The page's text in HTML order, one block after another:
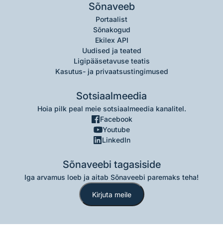
Sõnaveeb
Portaalist
Sõnakogud
Ekilex API
Uudised ja teated
Ligipääsetavuse teatis
Kasutus- ja privaatsustingimused
Sotsiaalmeedia
Hoia pilk peal meie sotsiaalmeedia kanalitel.
Facebook
Youtube
LinkedIn
Sõnaveebi tagasiside
Iga arvamus loeb ja aitab Sõnaveebi paremaks teha!
Kirjuta meile